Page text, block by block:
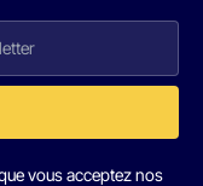
vous acceptez nos